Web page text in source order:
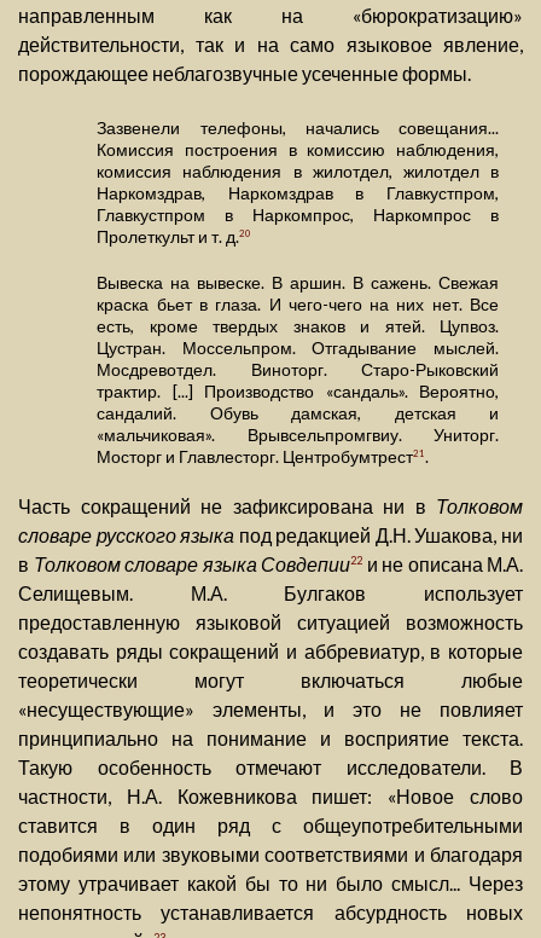
направленным как на «бюрократизацию»
действительности, так и на само языковое явление,
порождающее неблагозвучные усеченные формы.
Зазвенели телефоны, начались совещания...
Комиссия построения в комиссию наблюдения,
комиссия наблюдения в жилотдел, жилотдел в
Наркомздрав, Наркомздрав в Главкустпром,
Главкустпром в Наркомпрос, Наркомпрос в
Пролеткульт и т. д.20
Вывеска на вывеске. В аршин. В сажень. Свежая
краска бьет в глаза. И чего-чего на них нет. Все
есть, кроме твердых знаков и ятей. Цупвоз.
Цустран. Моссельпром. Отгадывание мыслей.
Мосдревотдел. Виноторг. Старо-Рыковский
трактир. [...] Производство «сандаль». Вероятно,
сандалий. Обувь дамская, детская и
«мальчиковая». Врывсельпромгвиу. Униторг.
Мосторг и Главлесторг. Центробумтрест21.
Часть сокращений не зафиксирована ни в Толковом
словаре русского языка под редакцией Д.Н. Ушакова, ни
в Толковом словаре языка Совдепии22 и не описана М.А.
Селищевым. М.А. Булгаков использует
предоставленную языковой ситуацией возможность
создавать ряды сокращений и аббревиатур, в которые
теоретически могут включаться любые
«несуществующие» элементы, и это не повлияет
принципиально на понимание и восприятие текста.
Такую особенность отмечают исследователи. В
частности, Н.А. Кожевникова пишет: «Новое слово
ставится в один ряд с общеупотребительными
подобиями или звуковыми соответствиями и благодаря
этому утрачивает какой бы то ни было смысл... Через
непонятность устанавливается абсурдность новых